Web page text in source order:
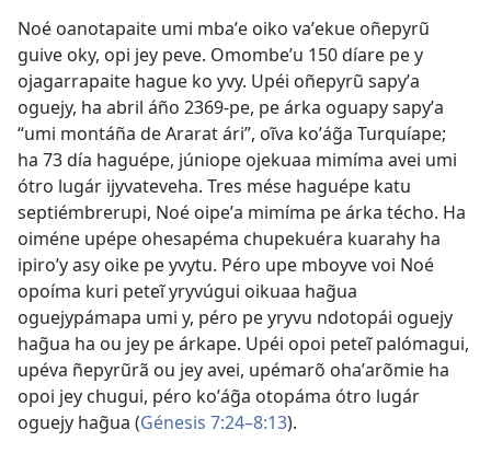
Noé oanotapaite umi mbaʼe oiko vaʼekue oñepyrũ
guive oky, opi jey peve. Omombeʼu 150 díare pe y
ojagarrapaite hague ko yvy. Upéi oñepyrũ sapyʼa
oguejy, ha abril áño 2369-pe, pe árka oguapy sapyʼa
“umi montáña de Ararat ári”, oĩva koʼág̃a Turquíape;
ha 73 día haguépe, júniope ojekuaa mimíma avei umi
ótro lugár ijyvateveha. Tres mése haguépe katu
septiémbrerupi, Noé oipeʼa mimíma pe árka técho. Ha
oiméne upépe ohesapéma chupekuéra kuarahy ha
ipiroʼy asy oike pe yvytu. Péro upe mboyve voi Noé
opoíma kuri peteĩ yryvúgui oikuaa hag̃ua
oguejypámapa umi y, péro pe yryvu ndotopái oguejy
hag̃ua ha ou jey pe árkape. Upéi opoi peteĩ palómagui,
upéva ñepyrũrã ou jey avei, upémarõ ohaʼarõmie ha
opoi jey chugui, péro koʼág̃a otopáma ótro lugár
oguejy hag̃ua (Génesis 7:24–8:13).